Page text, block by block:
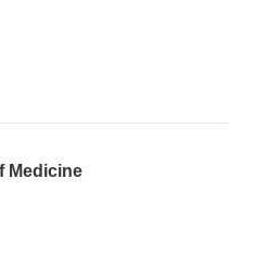
Medicine